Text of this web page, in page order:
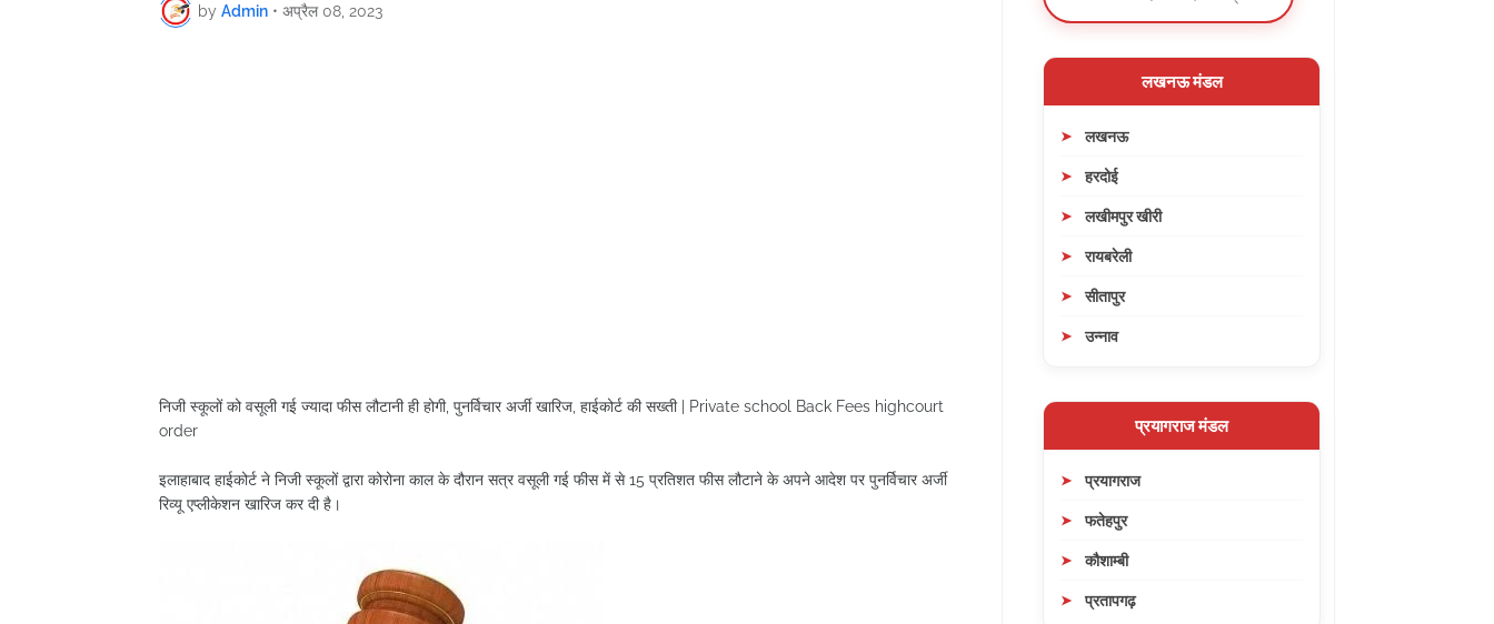
by Admin • अप्रैल 08, 2023
निजी स्कूलों को वसूली गई ज्यादा फीस लौटानी ही होगी, पुनर्विचार अर्जी खारिज, हाईकोर्ट की सख्ती | Private school Back Fees highcourt
order
इलाहाबाद हाईकोर्ट ने निजी स्कूलों द्वारा कोरोना काल के दौरान सत्र वसूली गई फीस में से 15 प्रतिशत फीस लौटाने के अपने आदेश पर पुनर्विचार अर्जी
रिव्यू एप्लीकेशन खारिज कर दी है।
लखनऊ मंडल
लखनऊ
हरदोई
लखीमपुर खीरी
रायबरेली
सीतापुर
उन्नाव
प्रयागराज मंडल
प्रयागराज
फतेहपुर
कौशाम्बी
प्रतापगढ़